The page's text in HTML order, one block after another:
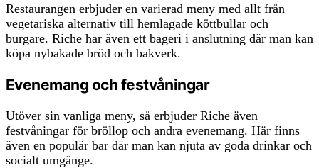
Restaurangen erbjuder en varierad meny med allt från
vegetariska alternativ till hemlagade köttbullar och
burgare. Riche har även ett bageri i anslutning där man kan
köpa nybakade bröd och bakverk.
Evenemang och festvåningar
Utöver sin vanliga meny, så erbjuder Riche även
festvåningar för bröllop och andra evenemang. Här finns
även en populär bar där man kan njuta av goda drinkar och
socialt umgänge.